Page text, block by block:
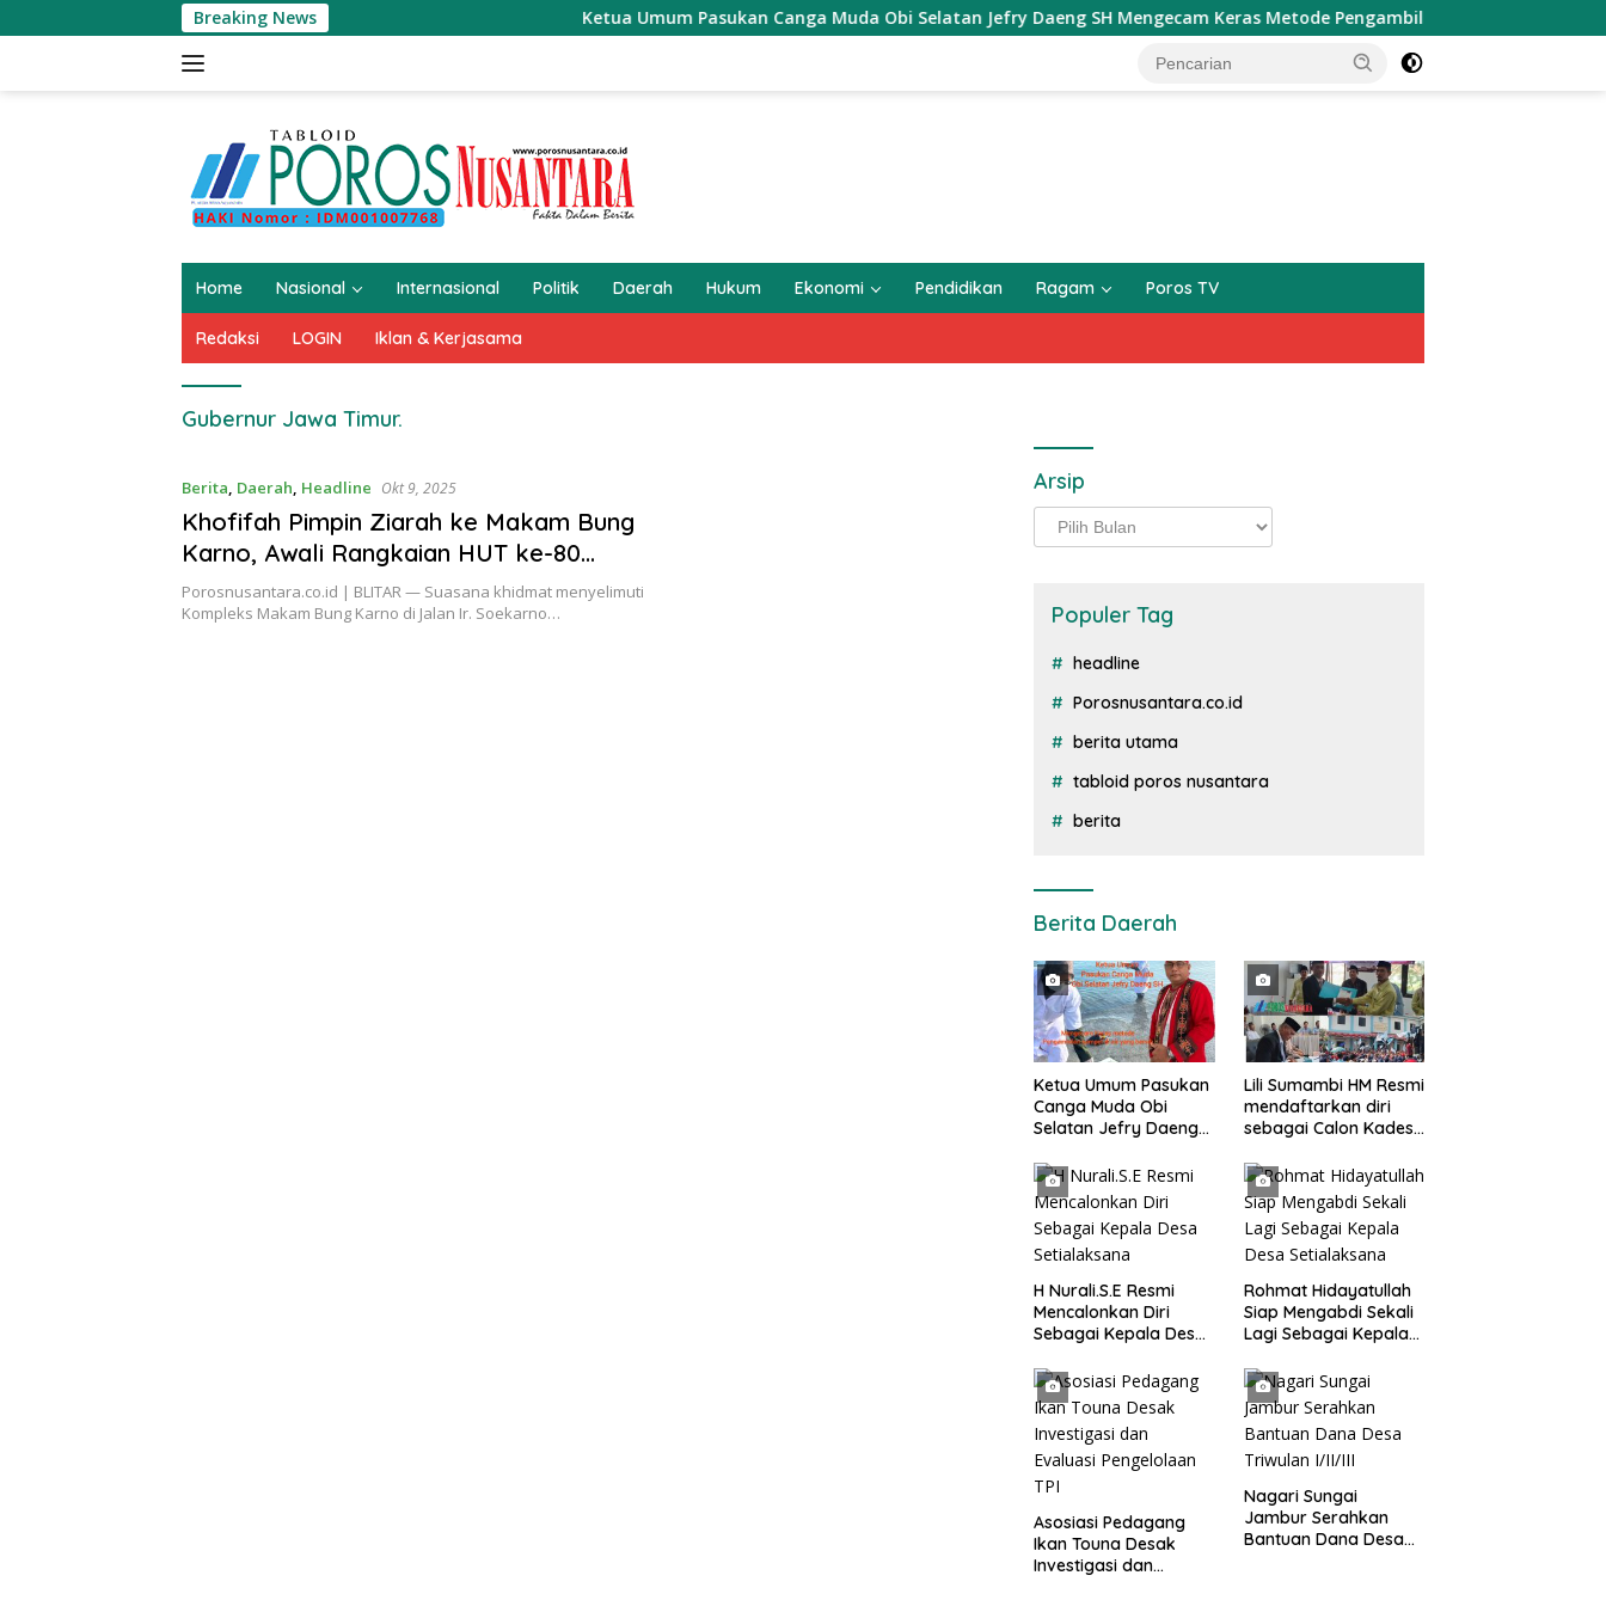
ke
Breaking News Ketua Umum Pasukan Canga Muda Obi Selatan Jefry Daeng SH Mengecam Keras Metode Pengambilan Sampel Air Laut di Laut
Home Nasional Internasional Politik Daerah Hukum Ekonomi Pendidikan Ragam Poros TV
Redaksi LOGIN Iklan & Kerjasama
Gubernur Jawa Timur.
Berita, Daerah, Headline Okt 9, 2025
Khofifah Pimpin Ziarah ke Makam Bung
Karno, Awali Rangkaian HUT ke-80
Pemprov Jatim
Porosnusantara.co.id | BLITAR — Suasana khidmat menyelimuti
Kompleks Makam Bung Karno di Jalan Ir. Soekarno…
Arsip
Arsip
Populer Tag
headline
Porosnusantara.co.id
berita utama
tabloid poros nusantara
berita
Berita Daerah
Ketua Umum Pasukan
Canga Muda Obi
Selatan Jefry Daeng
Metode Pengambilan
Sampel Air Laut di
Laut yang Bersih
Lili Sumambi HM Resmi
mendaftarkan diri
sebagai Calon Kades
di Kawal ribuan masa
pendukungnya
H Nurali.S.E Resmi
Mencalonkan Diri
Sebagai Kepala Desa
Rohmat Hidayatullah
Siap Mengabdi Sekali
Lagi Sebagai Kepala
Asosiasi Pedagang
Ikan Touna Desak
Investigasi dan
Nagari Sungai
Jambur Serahkan
Bantuan Dana Desa